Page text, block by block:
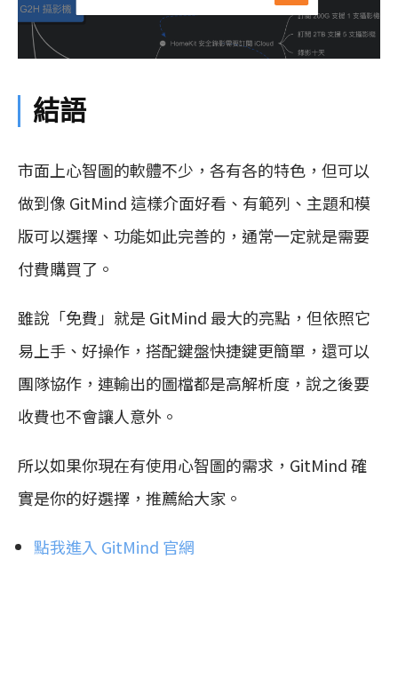
結語
市面上心智圖的軟體不少，各有各的特色，但可以
做到像 GitMind 這樣介面好看、有範列、主題和模
版可以選擇、功能如此完善的，通常一定就是需要
付費購買了。
雖說「免費」就是 GitMind 最大的亮點，但依照它
易上手、好操作，搭配鍵盤快捷鍵更簡單，還可以
團隊協作，連輸出的圖檔都是高解析度，說之後要
收費也不會讓人意外。
所以如果你現在有使用心智圖的需求，GitMind 確
實是你的好選擇，推薦給大家。
點我進入 GitMind 官網